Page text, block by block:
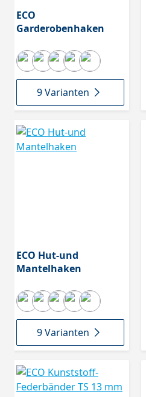
ECO
Garderobenhaken
9 Varianten
ECO Hut-und
Mantelhaken
9 Varianten